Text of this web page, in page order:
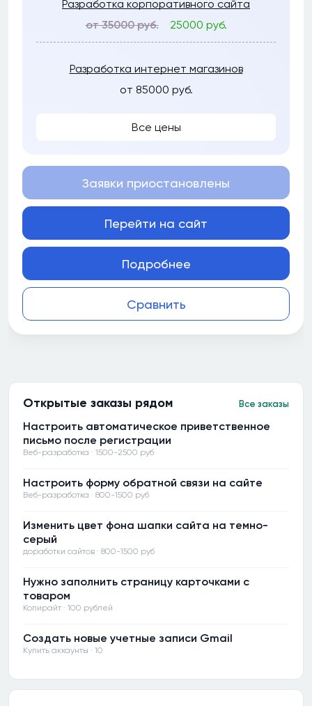
Разработка корпоративного сайта
от 35000 руб.
25000 руб.
Разработка интернет магазинов
от 85000 руб.
Все цены
Сравнить
Заявки приостановлены
Перейти на сайт
Подробнее
Открытые заказы рядом Все заказы
Настроить автоматическое приветственное
письмо после регистрации
Веб-разработка · 1500-2500 руб
Настроить форму обратной связи на сайте
Веб-разработка · 800-1500 руб
Изменить цвет фона шапки сайта на темно-
серый
доработки сайтов · 800-1500 руб
Нужно заполнить страницу карточками с
товаром
Копирайт · 100 рублей
Создать новые учетные записи Gmail
Купить аккаунты · 10